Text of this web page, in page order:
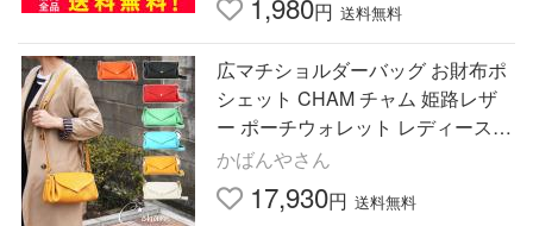
円 送料無料
広マチショルダーバッグ お財布ポ
シェット CHAM チャム 姫路レザ
ー ポーチウォレット レディース
カラフル パステル 本革 日本製 牛
革
かばんやさん
17,930円 送料無料